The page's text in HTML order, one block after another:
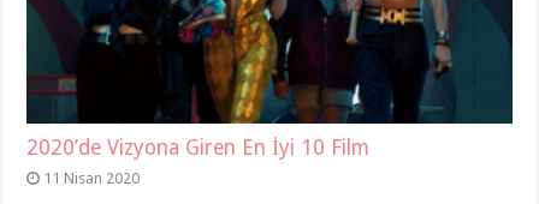
2020’de Vizyona Giren En İyi 10 Film
11 Nisan 2020